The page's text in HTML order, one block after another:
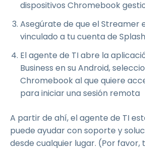
dispositivos Chromebook
Asegúrate de que el Streamer
vinculado a tu cuenta de
El agente de TI abre la
Business en su Android,
Chromebook al que quiere
para iniciar una sesión remota
A partir de ahí, el agente de TI
puede ayudar con soporte y
desde cualquier lugar. (Por favor,